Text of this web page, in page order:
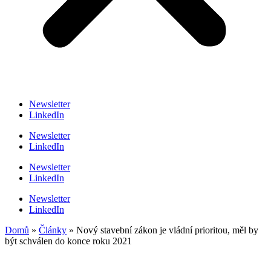
Newsletter
LinkedIn
Newsletter
LinkedIn
Newsletter
LinkedIn
Newsletter
LinkedIn
Domů » Články » Nový stavební zákon je vládní prioritou, měl by
být schválen do konce roku 2021